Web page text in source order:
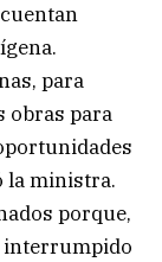
para
obras para
la ministra.
porque,
interrumpido